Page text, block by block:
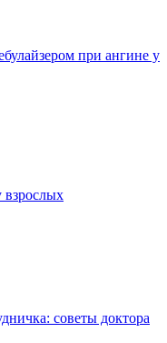
при ангине у
взрослых
советы доктора